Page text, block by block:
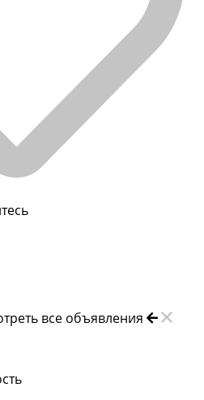
все объявления